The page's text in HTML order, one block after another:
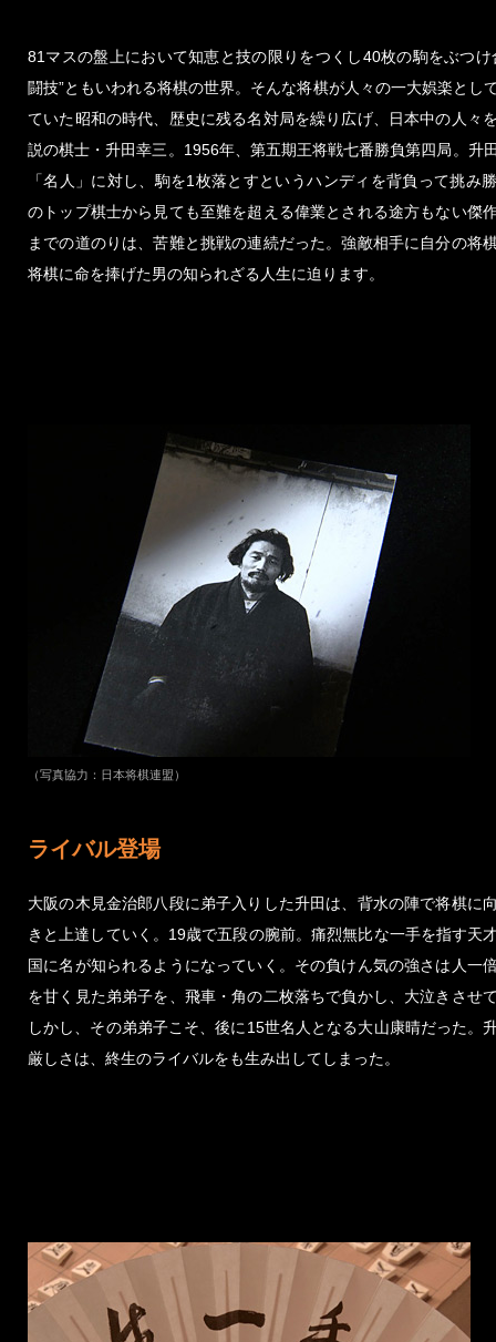
81マスの盤上において知恵と技の限りをつくし40枚の駒をぶつけ
闘技”ともいわれる将棋の世界。そんな将棋が人々の一大娯楽とし
ていた昭和の時代、歴史に残る名対局を繰り広げ、日本中の人々
説の棋士・升田幸三。1956年、第五期王将戦七番勝負第四局。升
「名人」に対し、駒を1枚落とすというハンディを背負って挑み
のトップ棋士から見ても至難を超える偉業とされる途方もない傑
までの道のりは、苦難と挑戦の連続だった。強敵相手に自分の将
将棋に命を捧げた男の知られざる人生に迫ります。
（写真協力：日本将棋連盟）
ライバル登場
大阪の木見金治郎八段に弟子入りした升田は、背水の陣で将棋に
きと上達していく。19歳で五段の腕前。痛烈無比な一手を指す天
国に名が知られるようになっていく。その負けん気の強さは人一
を甘く見た弟弟子を、飛車・角の二枚落ちで負かし、大泣きさせ
しかし、その弟弟子こそ、後に15世名人となる大山康晴だった。
厳しさは、終生のライバルをも生み出してしまった。